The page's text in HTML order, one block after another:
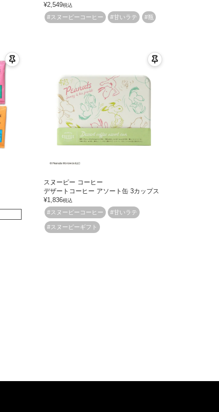
¥2,549税込
#スヌーピーコーヒー #甘いラテ #瓶
スヌーピー コーヒー
デザートコーヒー アソート缶 3カップス
¥1,836税込
#スヌーピーコーヒー #甘いラテ
#スヌーピーギフト